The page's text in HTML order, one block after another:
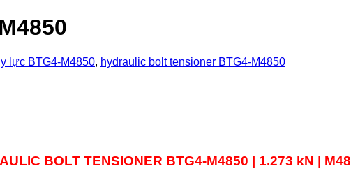
lực BTG4-M4850, hydraulic bolt tensioner BTG4-M4850
BOLT TENSIONER BTG4-M4850 | 1.273 kN | M48